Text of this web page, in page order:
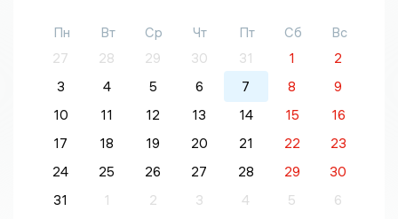
Пн Вт Ср Чт Пт Сб
Вс
27
28 29 30 31 1
2
3
4 5 6 7 8
9
10
11 12 13 14 15
16
17
18 19 20 21 22
23
24
25 26 27 28 29
30
31
1 2 3 4 5 6